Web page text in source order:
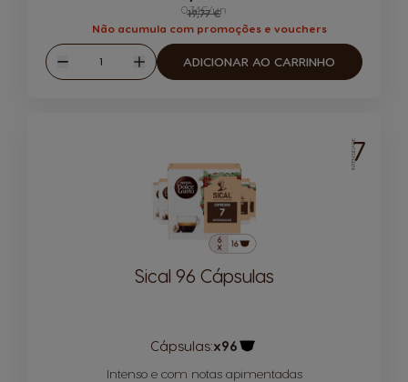
0,34€/unRegular Price
19,77 €
Não acumula com promoções e vouchers
Reduzir
Quantidade
Aumentar
ADICIONAR AO CARRINHO
INTENSIDADE7
Sical 96 Cápsulas
Cápsulas:x96
Intenso e com notas apimentadas